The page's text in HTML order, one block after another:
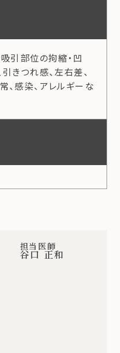
吸引部位の拘縮・凹
きつれ感、左右差、
、感染、アレルギーな
担当医師
谷口 正和